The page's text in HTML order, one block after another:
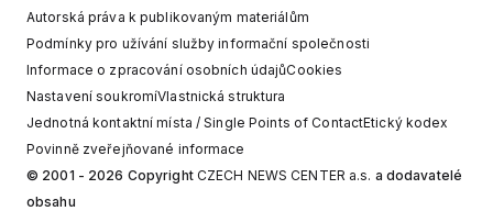
Autorská práva k publikovaným materiálům
Podmínky pro užívání služby informační společnosti
Informace o zpracování osobních údajůCookies
Nastavení soukromíVlastnická struktura
Jednotná kontaktní místa / Single Points of ContactEtický kodex
Povinně zveřejňované informace
© 2001 - 2026 Copyright CZECH NEWS CENTER a.s. a dodavatelé
obsahu